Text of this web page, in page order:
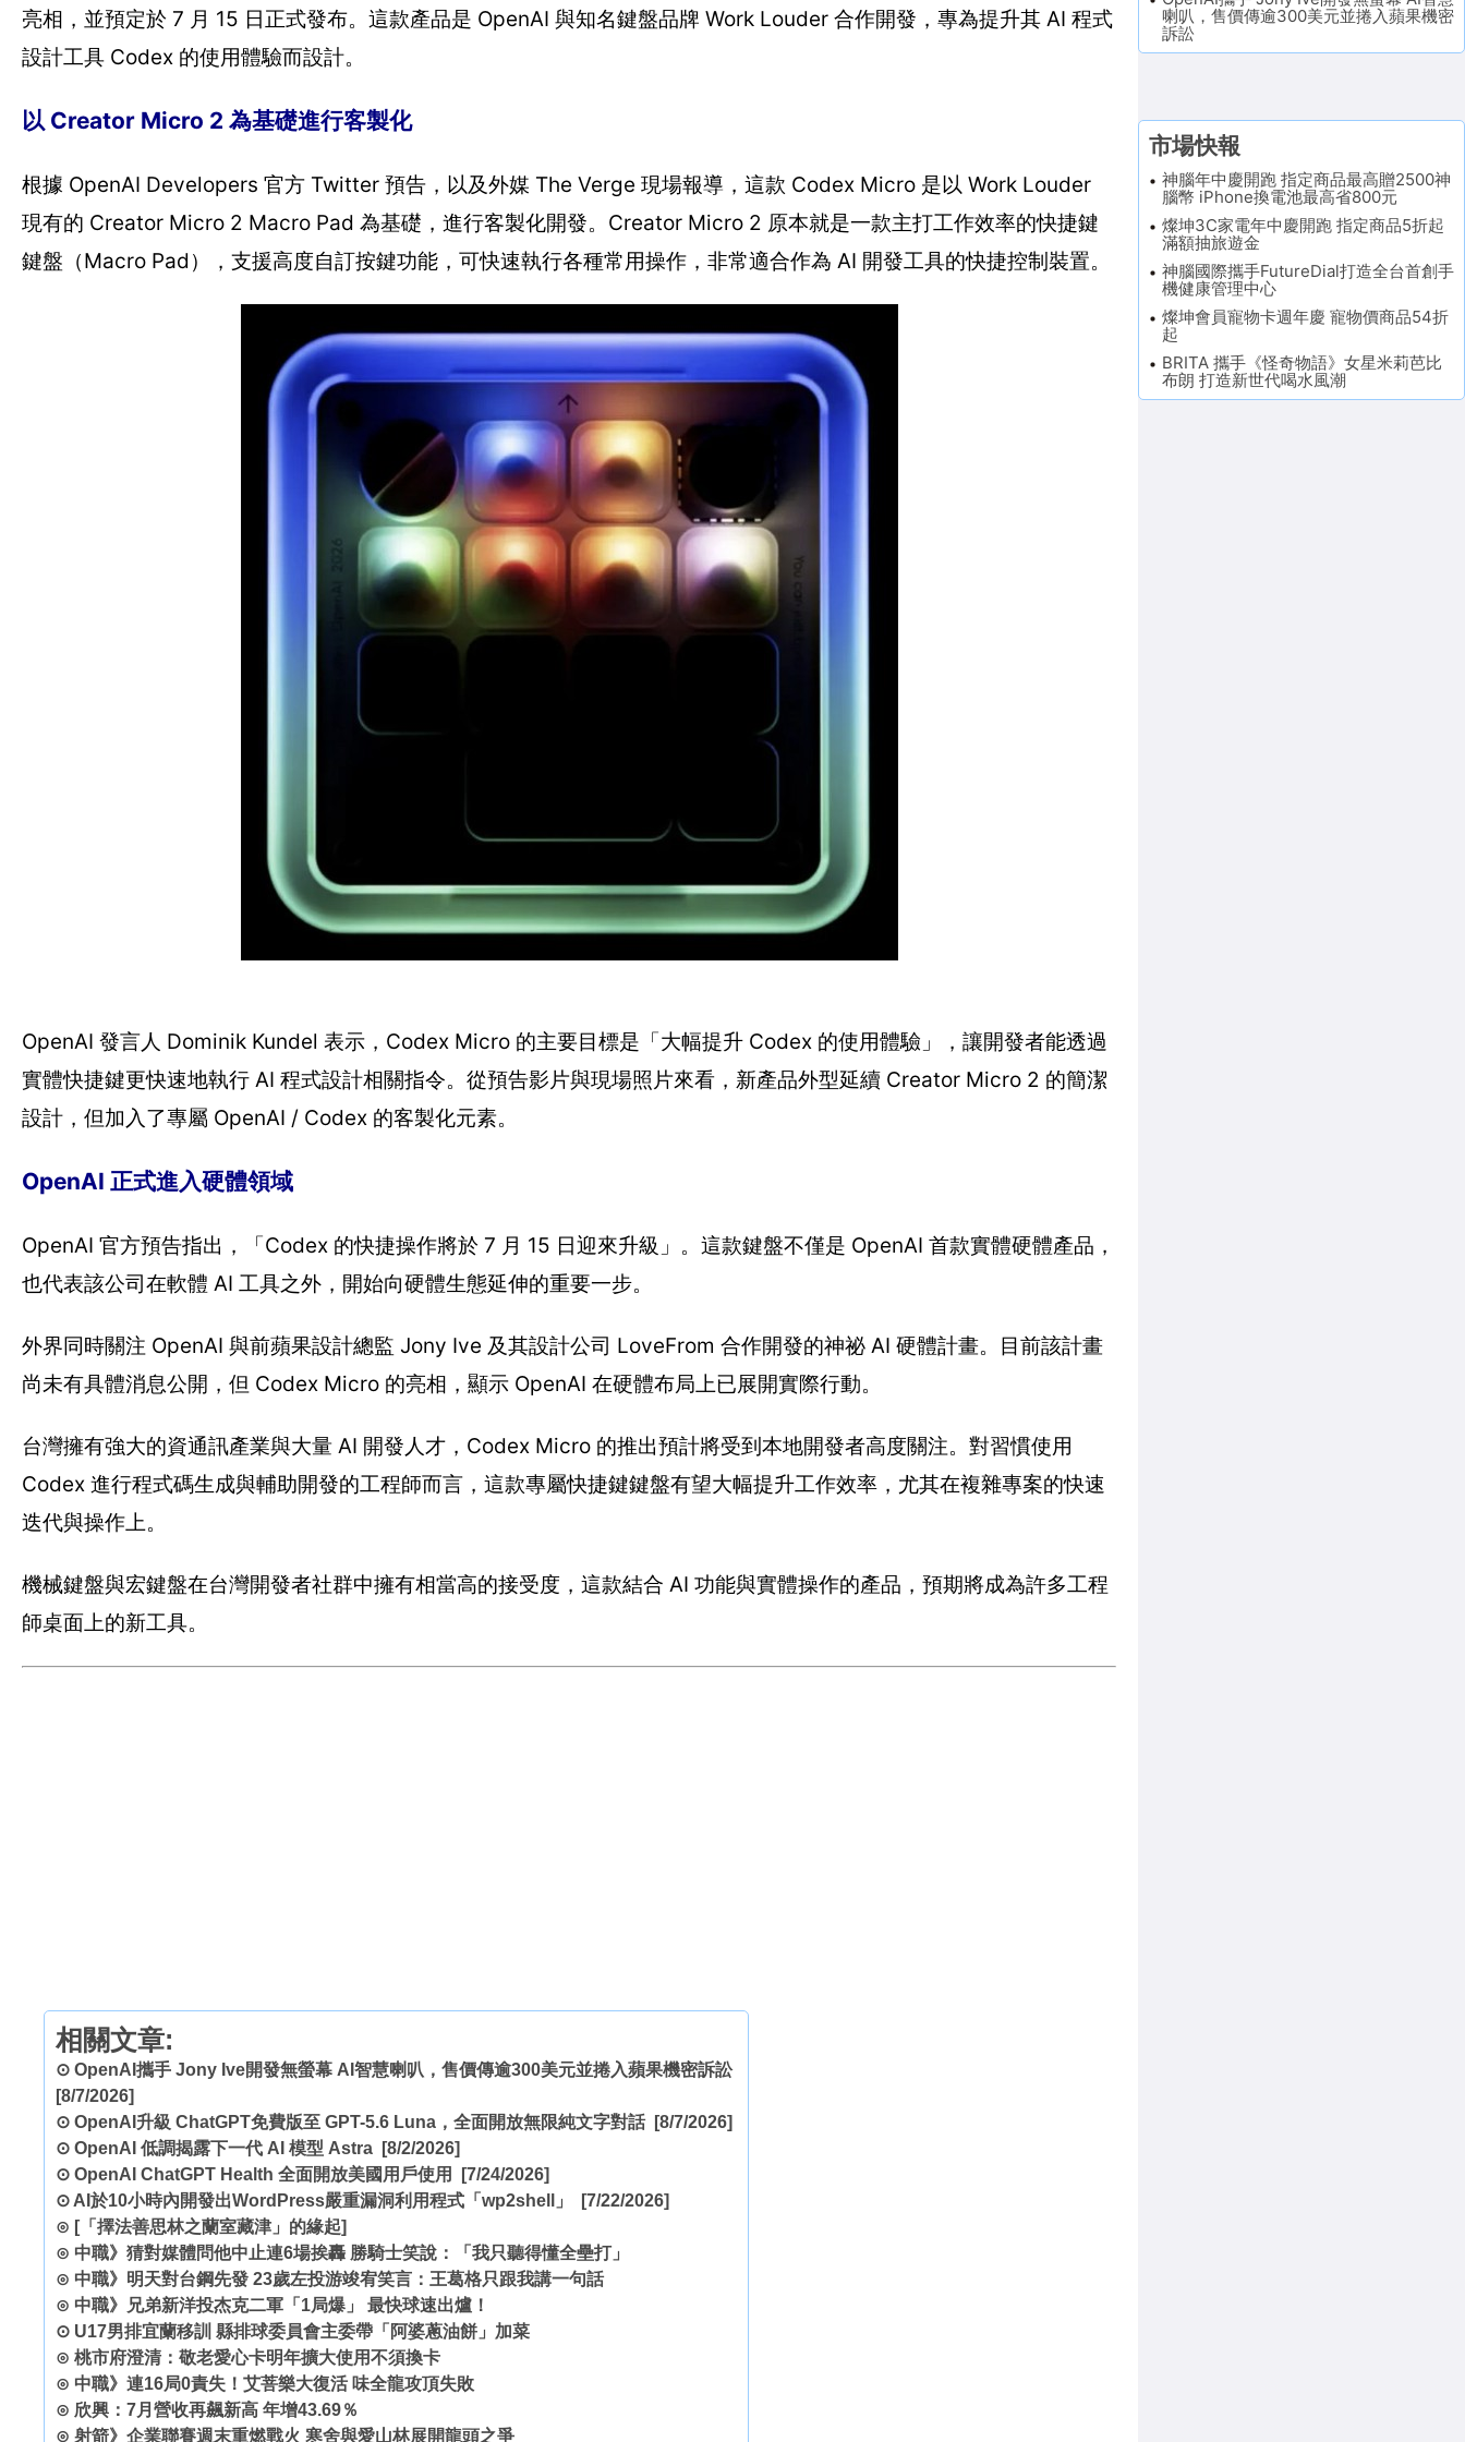
亮相，並預定於 7 月 15 日正式發布。這款產品是 OpenAI 與知名鍵盤品牌 Work Louder 合作開發，專為提升其 AI 程式
設計工具 Codex 的使用體驗而設計。
以 Creator Micro 2 為基礎進行客製化
根據 OpenAI Developers 官方 Twitter 預告，以及外媒 The Verge 現場報導，這款 Codex Micro 是以 Work Louder
現有的 Creator Micro 2 Macro Pad 為基礎，進行客製化開發。Creator Micro 2 原本就是一款主打工作效率的快捷鍵
鍵盤（Macro Pad），支援高度自訂按鍵功能，可快速執行各種常用操作，非常適合作為 AI 開發工具的快捷控制裝置。
OpenAI 發言人 Dominik Kundel 表示，Codex Micro 的主要目標是「大幅提升 Codex 的使用體驗」，讓開發者能透過
實體快捷鍵更快速地執行 AI 程式設計相關指令。從預告影片與現場照片來看，新產品外型延續 Creator Micro 2 的簡潔
設計，但加入了專屬 OpenAI / Codex 的客製化元素。
OpenAI 正式進入硬體領域
OpenAI 官方預告指出，「Codex 的快捷操作將於 7 月 15 日迎來升級」。這款鍵盤不僅是 OpenAI 首款實體硬體產品，
也代表該公司在軟體 AI 工具之外，開始向硬體生態延伸的重要一步。
外界同時關注 OpenAI 與前蘋果設計總監 Jony Ive 及其設計公司 LoveFrom 合作開發的神祕 AI 硬體計畫。目前該計畫
尚未有具體消息公開，但 Codex Micro 的亮相，顯示 OpenAI 在硬體布局上已展開實際行動。
台灣擁有強大的資通訊產業與大量 AI 開發人才，Codex Micro 的推出預計將受到本地開發者高度關注。對習慣使用
Codex 進行程式碼生成與輔助開發的工程師而言，這款專屬快捷鍵鍵盤有望大幅提升工作效率，尤其在複雜專案的快速
迭代與操作上。
機械鍵盤與宏鍵盤在台灣開發者社群中擁有相當高的接受度，這款結合 AI 功能與實體操作的產品，預期將成為許多工程
師桌面上的新工具。
相關文章:
⊙ OpenAI攜手 Jony Ive開發無螢幕 AI智慧喇叭，售價傳逾300美元並捲入蘋果機密訴訟
[8/7/2026]
⊙ OpenAI升級 ChatGPT免費版至 GPT-5.6 Luna，全面開放無限純文字對話[8/7/2026]
⊙ OpenAI 低調揭露下一代 AI 模型 Astra [8/2/2026]
⊙ OpenAI ChatGPT Health 全面開放美國用戶使用
[7/24/2026]
⊙ AI於10小時內開發出WordPress嚴重漏洞利用程式「wp2shell」
[7/22/2026]
⊙ [「擇法善思林之蘭室藏津」的緣起]
⊙ 中職》猜對媒體問他中止連6場挨轟 勝騎士笑說：「我只聽得懂全壘打」
⊙ 中職》明天對台鋼先發 23歲左投游竣宥笑言：王葛格只跟我講一句話
⊙ 中職》兄弟新洋投杰克二軍「1局爆」 最快球速出爐！
⊙ U17男排宜蘭移訓 縣排球委員會主委帶「阿婆蔥油餅」加菜
⊙ 桃市府澄清：敬老愛心卡明年擴大使用不須換卡
⊙ 中職》連16局0責失！艾菩樂大復活 味全龍攻頂失敗
⊙ 欣興：7月營收再飆新高 年增43.69％
⊙ 射箭》企業聯賽週末重燃戰火 寒舍與愛山林展開龍頭之爭
喇叭，售價傳逾300美元並捲入蘋果機密
訴訟
市場快報
神腦年中慶開跑 指定商品最高贈2500神
腦幣 iPhone換電池最高省800元
燦坤3C家電年中慶開跑 指定商品5折起
滿額抽旅遊金
神腦國際攜手FutureDial打造全台首創手
機健康管理中心
燦坤會員寵物卡週年慶 寵物價商品54折
起
BRITA 攜手《怪奇物語》女星米莉芭比
布朗 打造新世代喝水風潮